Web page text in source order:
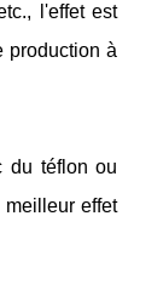
l'effet est
production à
du téflon ou
effet